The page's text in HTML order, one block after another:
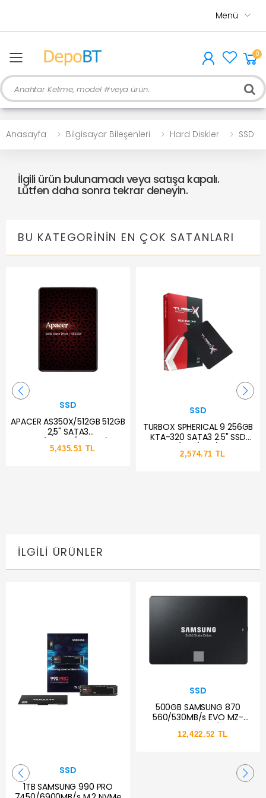
Menü
menu 0
Ara
Anasayfa Bilgisayar Bileşenleri Hard Diskler SSD
İlgili ürün bulunamadı veya satışa kapalı.
Lütfen daha sonra tekrar deneyin.
BU KATEGORININ EN ÇOK SATANLARI
SSD
APACER AS350X/512GB 512GB
2,5" SATA3
5,435.51 TL
SSD
TURBOX SPHERICAL 9 256GB
KTA-320 SATA3 2.5" SSD
2,574.71 TL
İLGILI ÜRÜNLER
SSD
1TB SAMSUNG 990 PRO
SSD
500GB SAMSUNG 870
560/530MB/s EVO MZ-
Distribütör Garantili)
12,422.52 TL